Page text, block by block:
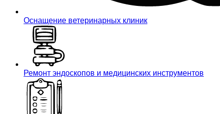
Оснащение ветеринарных клиник
Ремонт эндоскопов и медицинских инструментов